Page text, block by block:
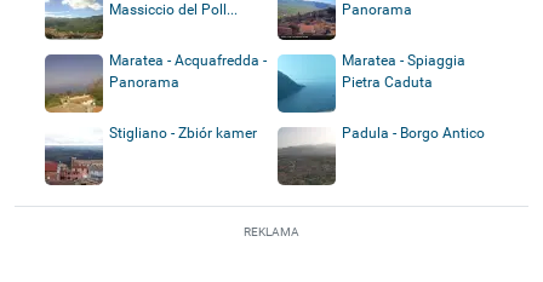
Massiccio del Poll...
Panorama
Maratea - Acquafredda -
Panorama
Maratea - Spiaggia
Pietra Caduta
Stigliano - Zbiór kamer Padula - Borgo Antico
REKLAMA